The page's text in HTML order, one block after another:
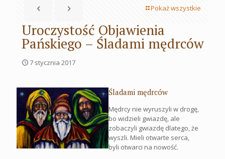
Pokaż wszystkie
Uroczystość Objawienia
Pańskiego – Śladami mędrców
7 stycznia 2017
Śladami mędrców
Mędrcy nie wyruszyli w drogę,
bo widzieli gwiazdę, ale
zobaczyli gwiazdę dlatego, że
wyszli. Mieli otwarte serca,
byli otwarci na nowość.